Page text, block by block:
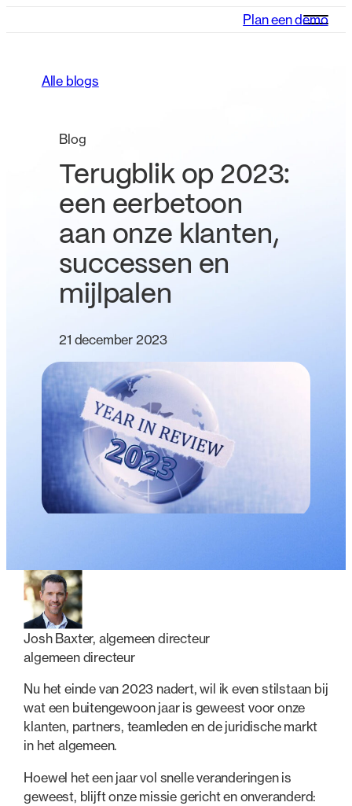
Plan een demo
Alle blogs
Blog
Terugblik op 2023:
een eerbetoon
aan onze klanten,
successen en
mijlpalen
21 december 2023
Josh Baxter, algemeen directeur
algemeen directeur
Nu het einde van 2023 nadert, wil ik even stilstaan bij
wat een buitengewoon jaar is geweest voor onze
klanten, partners, teamleden en de juridische markt
in het algemeen.
Hoewel het een jaar vol snelle veranderingen is
geweest, blijft onze missie gericht en onveranderd: